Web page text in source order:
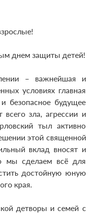
днем защиты детей!
– важнейшая и
условиях главная
безопасное будущее
зла, агрессии и
тыл активно
этой священной
вклад вносят и
мы сделаем всё для
достойную юную
края.
детворы и семей с